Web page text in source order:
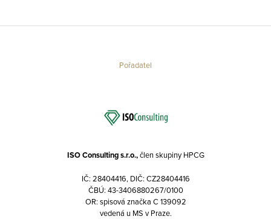
Pořadatel
ISO Consulting s.r.o.,člen skupiny HPCG
IČ: 28404416, DIČ: CZ28404416
ČBÚ: 43-3406880267/0100
OR: spisová značka C 139092
vedená u MS v Praze.